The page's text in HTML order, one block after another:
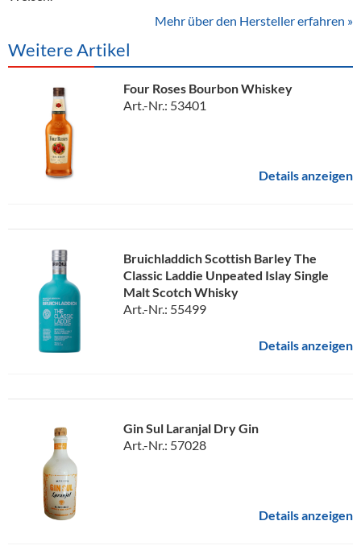
Mehr über den Hersteller erfahren »
Weitere Artikel
Four Roses Bourbon Whiskey
Art.-Nr.: 53401
Details anzeigen
Bruichladdich Scottish Barley The
Classic Laddie Unpeated Islay Single
Malt Scotch Whisky
Art.-Nr.: 55499
Details anzeigen
Gin Sul Laranjal Dry Gin
Art.-Nr.: 57028
Details anzeigen